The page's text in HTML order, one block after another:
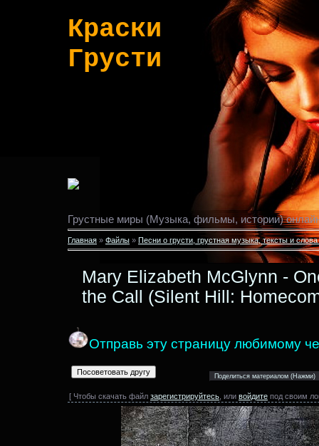
Краски
Грусти
Грустные миры (Музыка, фильмы, истории)
Главная » Файлы » Песни о грусти, грустная музыка, тексты и
Mary Elizabeth McGlynn -
the Call (Silent Hill:
Отправь эту страницу любимому
[ Чтобы скачать файл зарегистрируйтесь , или войдите под своим